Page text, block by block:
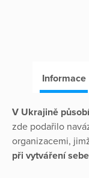
Informace
V Ukrajině
zde podařilo
organizacemi,
při vytváření